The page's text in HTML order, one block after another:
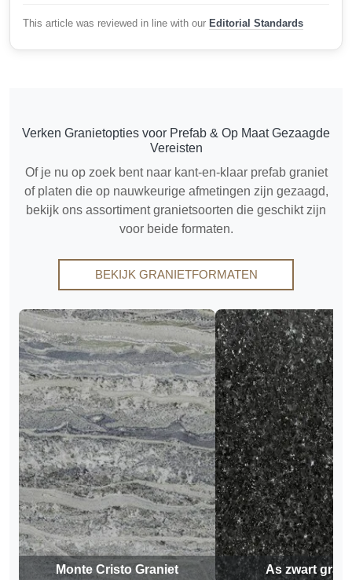
This article was reviewed in line with our Editorial Standards
Verken Granietopties voor Prefab & Op Maat Gezaagde
Vereisten
Of je nu op zoek bent naar kant-en-klaar prefab graniet
of platen die op nauwkeurige afmetingen zijn gezaagd,
bekijk ons assortiment granietsoorten die geschikt zijn
voor beide formaten.
BEKIJK GRANIETFORMATEN
Monte Cristo Graniet As zwart